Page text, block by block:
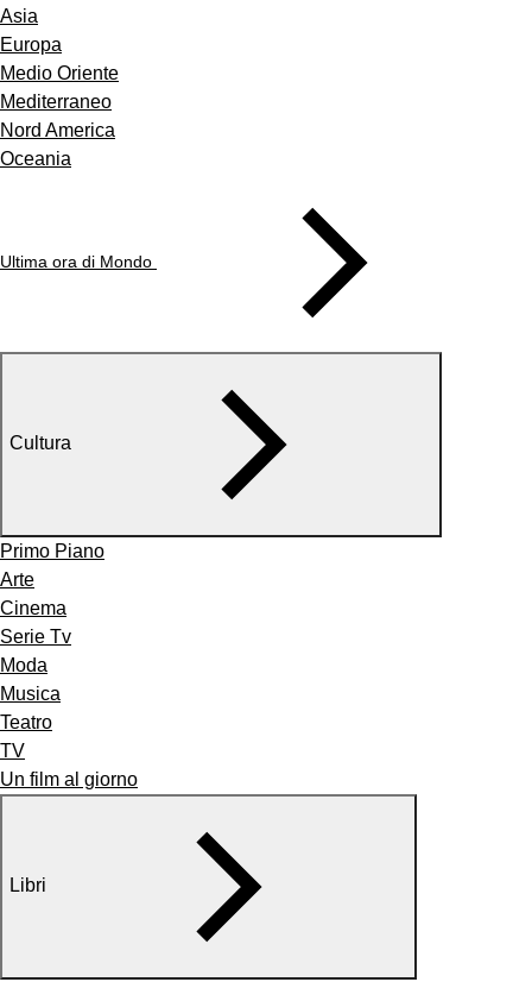
Asia
Europa
Medio Oriente
Mediterraneo
Nord America
Oceania
Ultima ora di Mondo
Cultura
Primo Piano
Arte
Cinema
Serie Tv
Moda
Musica
Teatro
TV
Un film al giorno
Libri